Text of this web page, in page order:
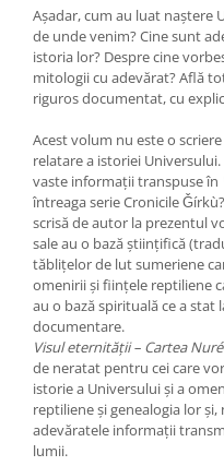
Așadar, cum au luat naștere
de unde venim? Cine sunt
istoria lor? Despre cine
mitologii cu adevărat? Află
riguros documentat, cu
Acest volum nu este o
relatare a istoriei
vaste informații transpuse în
întreaga serie Cronicile
scrisă de autor la prezentul
sale au o bază științifică
tăblițelor de lut sumeriene
omenirii și ființele reptiliene
au o bază spirituală ce a stat
documentare.
Visul eternității – Cartea
de neratat pentru cei care
istorie a Universului și a
reptiliene și genealogia lor
adevăratele informații
lumii.